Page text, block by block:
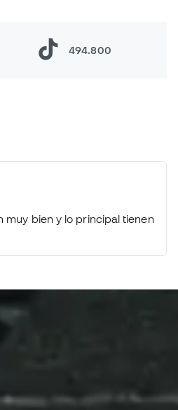
Adivina El Futbolista
Profesional con Jugadores del
y le sorprendemos
OLMO se enfrenta al
Nike Tiempo Maestro y
Tiempo Ligera - REVIEW a
Las MEJORES BOTAS de fútbol
494.800
muy bien y lo principal tienen